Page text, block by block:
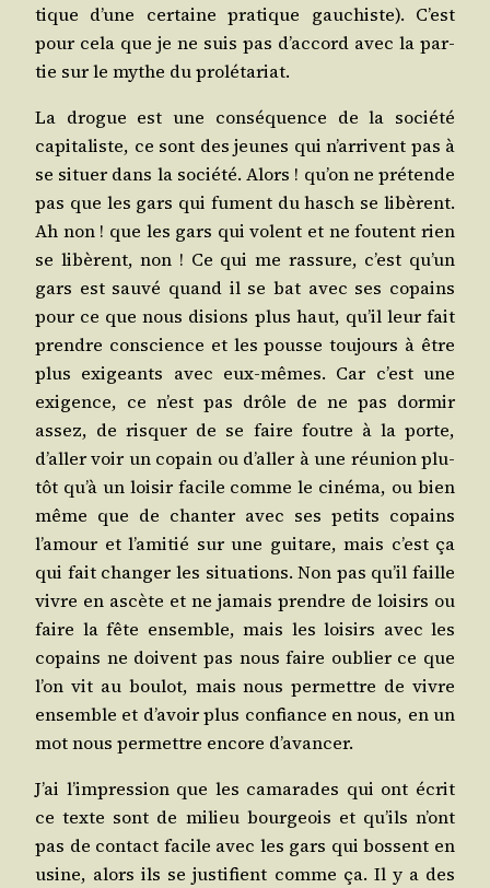
tique d’une cer­taine pra­tique gau­chiste). C’est
pour cela que je ne suis pas d’accord avec la par­
tie sur le mythe du prolétariat.
La drogue est une consé­quence de la socié­té
capi­ta­liste, ce sont des jeunes qui n’arrivent pas à
se situer dans la socié­té. Alors ! qu’on ne pré­tende
pas que les gars qui fument du hasch se libèrent.
Ah non ! que les gars qui volent et ne foutent rien
se libèrent, non ! Ce qui me ras­sure, c’est qu’un
gars est sau­vé quand il se bat avec ses copains
pour ce que nous disions plus haut, qu’il leur fait
prendre conscience et les pousse tou­jours à être
plus exi­geants avec eux-mêmes. Car c’est une
exi­gence, ce n’est pas drôle de ne pas dor­mir
assez, de ris­quer de se faire foutre à la porte,
d’aller voir un copain ou d’aller à une réunion plu­
tôt qu’à un loi­sir facile comme le ciné­ma, ou bien
même que de chan­ter avec ses petits copains
l’amour et l’amitié sur une gui­tare, mais c’est ça
qui fait chan­ger les situa­tions. Non pas qu’il faille
vivre en ascète et ne jamais prendre de loi­sirs ou
faire la fête ensemble, mais les loi­sirs avec les
copains ne doivent pas nous faire oublier ce que
l’on vit au bou­lot, mais nous per­mettre de vivre
ensemble et d’avoir plus confiance en nous, en un
mot nous per­mettre encore d’avancer.
J’ai l’impression que les cama­rades qui ont écrit
ce texte sont de milieu bour­geois et qu’ils n’ont
pas de contact facile avec les gars qui bossent en
usine, alors ils se jus­ti­fient comme ça. Il y a des